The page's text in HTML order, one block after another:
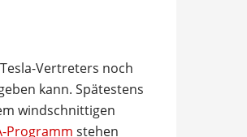
Vertreters noch
kann. Spätestens
windschnittigen
Programm stehen